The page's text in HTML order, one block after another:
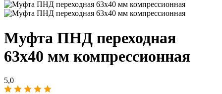
Муфта ПНД переходная
63х40 мм компрессионная
5,0